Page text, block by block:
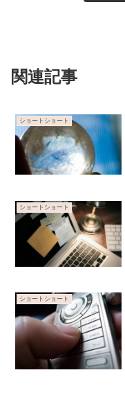
関連記事
ショートショート
ショートショート
ショートショート